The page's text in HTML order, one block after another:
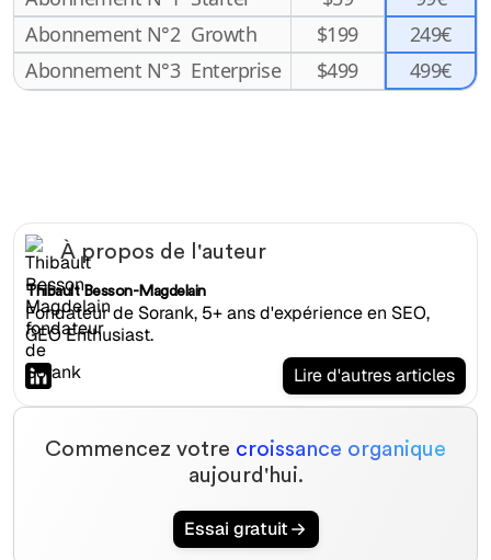
Abonnement N°2 Growth $199
249€
Abonnement N°3 Enterprise $499 499€
À propos de l'auteur
Thibault Besson-Magdelain
Fondateur de Sorank, 5+ ans d'expérience en SEO,
GEO Enthusiast.
Lire d'autres articles
Commencez votre croissance organique
aujourd'hui.
Essai gratuit